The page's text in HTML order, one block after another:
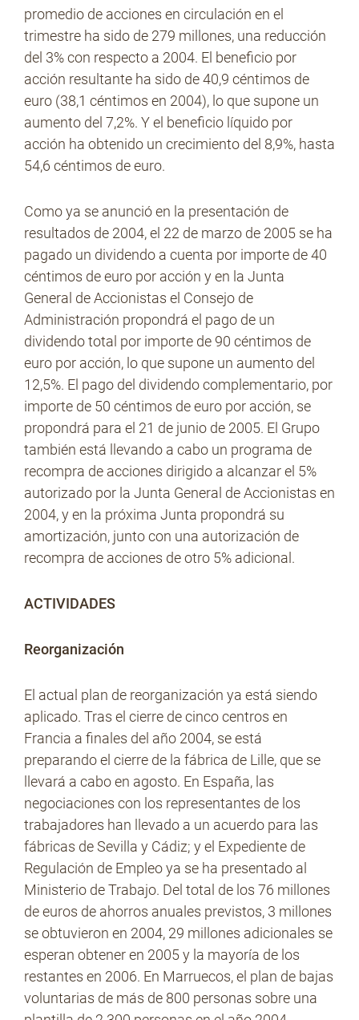
promedio de acciones en circulación en el
trimestre ha sido de 279 millones, una reducción
del 3% con respecto a 2004. El beneficio por
acción resultante ha sido de 40,9 céntimos de
euro (38,1 céntimos en 2004), lo que supone un
aumento del 7,2%. Y el beneficio líquido por
acción ha obtenido un crecimiento del 8,9%, hasta
54,6 céntimos de euro.
Como ya se anunció en la presentación de
resultados de 2004, el 22 de marzo de 2005 se ha
pagado un dividendo a cuenta por importe de 40
céntimos de euro por acción y en la Junta
General de Accionistas el Consejo de
Administración propondrá el pago de un
dividendo total por importe de 90 céntimos de
euro por acción, lo que supone un aumento del
12,5%. El pago del dividendo complementario, por
importe de 50 céntimos de euro por acción, se
propondrá para el 21 de junio de 2005. El Grupo
también está llevando a cabo un programa de
recompra de acciones dirigido a alcanzar el 5%
autorizado por la Junta General de Accionistas en
2004, y en la próxima Junta propondrá su
amortización, junto con una autorización de
recompra de acciones de otro 5% adicional.
ACTIVIDADES
Reorganización
El actual plan de reorganización ya está siendo
aplicado. Tras el cierre de cinco centros en
Francia a finales del año 2004, se está
preparando el cierre de la fábrica de Lille, que se
llevará a cabo en agosto. En España, las
negociaciones con los representantes de los
trabajadores han llevado a un acuerdo para las
fábricas de Sevilla y Cádiz; y el Expediente de
Regulación de Empleo ya se ha presentado al
Ministerio de Trabajo. Del total de los 76 millones
de euros de ahorros anuales previstos, 3 millones
se obtuvieron en 2004, 29 millones adicionales se
esperan obtener en 2005 y la mayoría de los
restantes en 2006. En Marruecos, el plan de bajas
voluntarias de más de 800 personas sobre una